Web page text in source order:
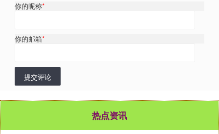
你的昵称*
你的邮箱*
提交评论
热点资讯